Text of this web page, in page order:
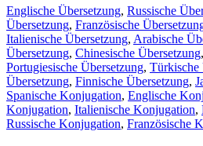
Englische Übersetzung, Russische
Übersetzung, Französische
Italienische Übersetzung, Arabische
Übersetzung, Chinesische Übersetzung,
Portugiesische Übersetzung, Türkische
Übersetzung, Finnische Übersetzung,
Spanische Konjugation, Englische
Konjugation, Italienische Konjugation,
Russische Konjugation, Französische